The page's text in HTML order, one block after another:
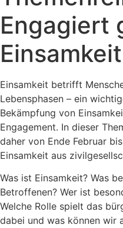
Engagiert
Einsamkeit
Einsamkeit betrifft
Lebensphasen – ein
Bekämpfung von
Engagement. In dieser
daher von Ende Februar
Einsamkeit aus
Was ist Einsamkeit? Was
Betroffenen? Wer ist
Welche Rolle spielt das
dabei und was können wir